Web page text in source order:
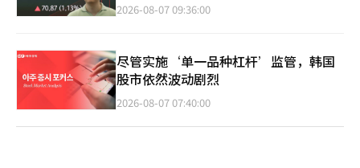
2026-08-07 09:36:00
尽管实施‘单一品种杠杆’监管，韩国
股市依然波动剧烈
2026-08-07 07:40:00